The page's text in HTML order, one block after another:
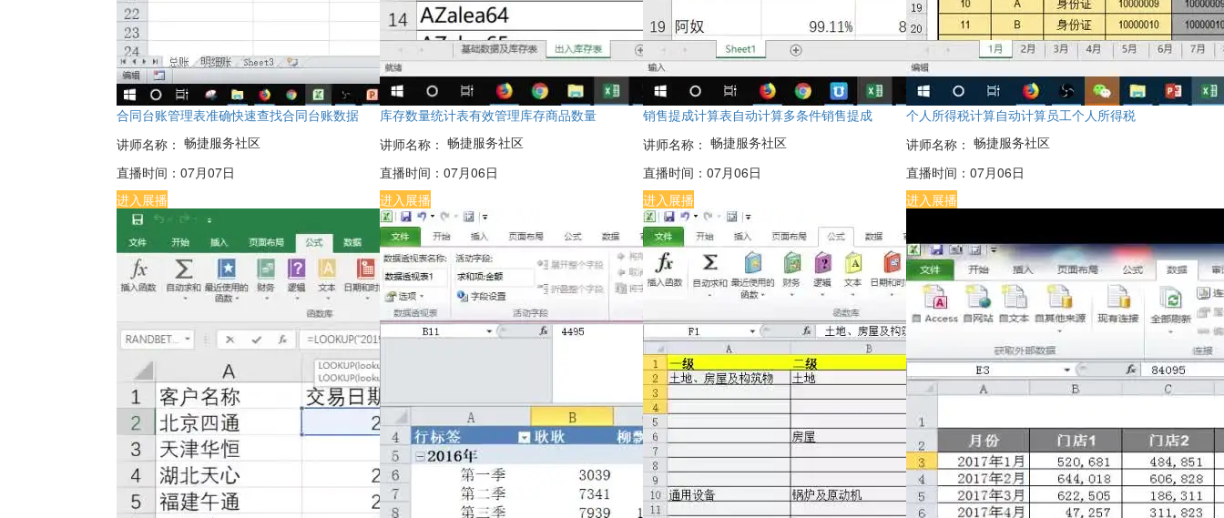
合同台账管理表准确快速查找合同台账数据
讲师名称： 畅捷服务社区
直播时间： 07月07日
进入展播
库存数量统计表有效管理库存商品数量
讲师名称： 畅捷服务社区
直播时间： 07月06日
进入展播
销售提成计算表自动计算多条件销售提成
讲师名称： 畅捷服务社区
直播时间： 07月06日
进入展播
个人所得税计算自动计算员工个人所得税
讲师名称： 畅捷服务社区
直播时间： 07月06日
进入展播